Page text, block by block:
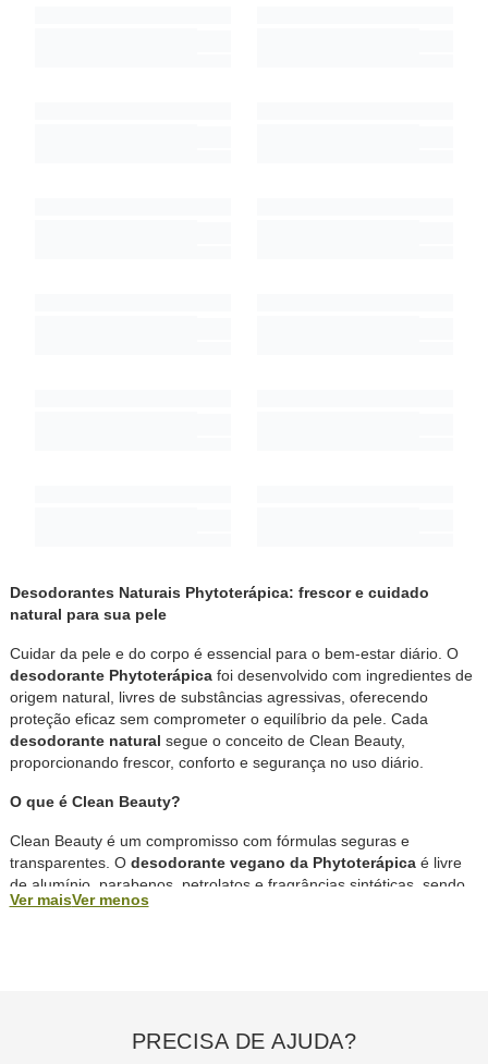
Desodorantes Naturais Phytoterápica: frescor e cuidado
natural para sua pele
Cuidar da pele e do corpo é essencial para o bem-estar diário. O
desodorante Phytoterápicafoi desenvolvido com ingredientes de
origem natural, livres de substâncias agressivas, oferecendo
proteção eficaz sem comprometer o equilíbrio da pele. Cada
desodorante natural segue o conceito de Clean Beauty,
proporcionando frescor, conforto e segurança no uso diário.
O que é Clean Beauty?
Clean Beauty é um compromisso com fórmulas seguras e
transparentes. O desodorante vegano da Phytoterápicaé livre
de alumínio, parabenos, petrolatos e fragrâncias sintéticas, sendo
elaborado para cuidar da pele de forma suave e consciente, sem
Ver maisVer menos
PRECISA DE AJUDA?